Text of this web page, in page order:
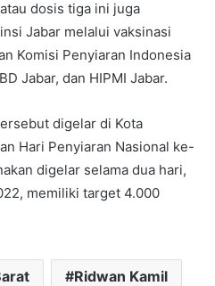
dosis tiga ini juga
Jabar melalui vaksinasi
Komisi Penyiaran Indonesia
Jabar, dan HIPMI Jabar.
digelar di Kota
Hari Penyiaran Nasional ke-
digelar selama dua hari,
memiliki target 4.000
Ridwan Kamil